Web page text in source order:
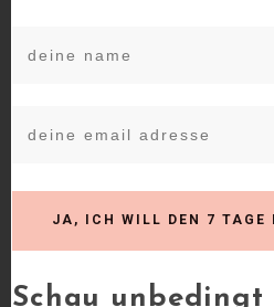
…“
über ein
oder dich als
bestimmten Gebiet
werden dir die Leute
JA, ICH WILL DEN 7 TAGE
Schau unbedingt